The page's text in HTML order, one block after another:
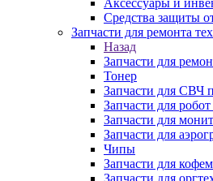
Аксессуары и
Средства защиты
Запчасти для ремонта
Назад
Запчасти для
Тонер
Запчасти для СВЧ
Запчасти для
Запчасти для
Запчасти для
Чипы
Запчасти для
Запчасти для